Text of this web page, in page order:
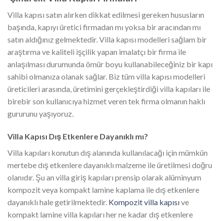
Villa kapısı satın alırken dikkat edilmesi gereken hususların
başında, kapıyı üretici firmadan mı yoksa bir aracından mı
satın aldığınız gelmektedir. Villa kapısı modelleri sağlam bir
araştırma ve kaliteli işçilik yapan imalatçı bir firma ile
anlaşılması durumunda ömür boyu kullanabileceğiniz bir kapı
sahibi olmanıza olanak sağlar. Biz tüm villa kapısı modelleri
üreticileri arasında, üretimini gerçekleştirdiği villa kapıları ile
birebir son kullanıcıya hizmet veren tek firma olmanın haklı
gururunu yaşıyoruz.
Villa Kapısı Dış Etkenlere Dayanıklı mı?
Villa kapıları konutun dış alanında kullanılacağı için mümkün
mertebe dış etkenlere dayanıklı malzeme ile üretilmesi doğru
olanıdır. Şu an villa giriş kapıları prensip olarak alüminyum
kompozit veya kompakt lamine kaplama ile dış etkenlere
dayanıklı hale getirilmektedir. Kompozit villa kapısıve
kompakt lamine villa kapıları her ne kadar dış etkenlere